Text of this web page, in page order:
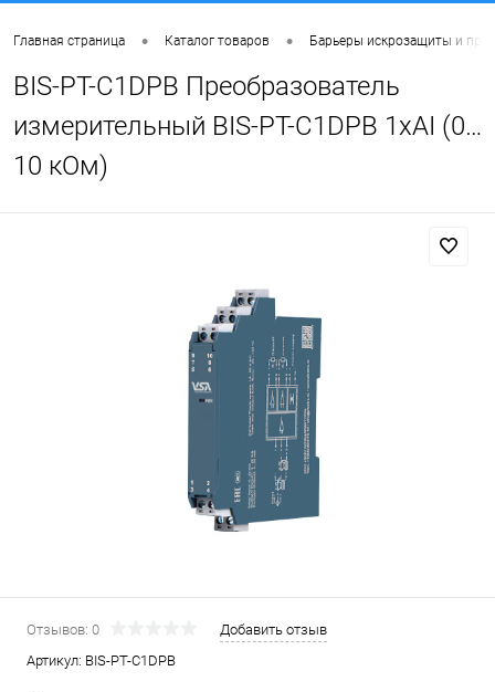
Главная страница • Каталог товаров • Барьеры искрозащиты и
BIS-PT-C1DPB Преобразователь
измерительный BIS-PT-C1DPB 1хAI (0…
10 кОм)
Отзывов: 0
Добавить отзыв
Артикул: BIS-PT-C1DPB